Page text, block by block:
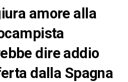
amore alla
dire addio
dalla Spagna